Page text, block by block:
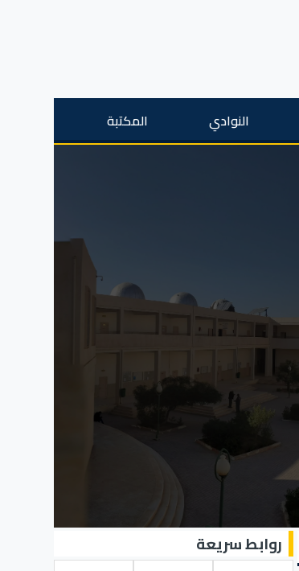
النوادي المكتبة
روابط سريعة